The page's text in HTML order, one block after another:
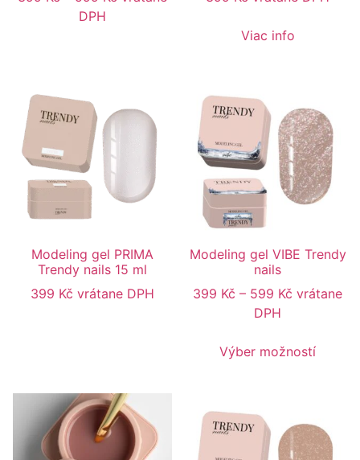
DPH
Viac info
Modeling gel PRIMA
Trendy nails 15 ml
399 Kč vrátane DPH
Modeling gel VIBE Trendy
nails
399 Kč – 599 Kč vrátane
DPH
Výber možností